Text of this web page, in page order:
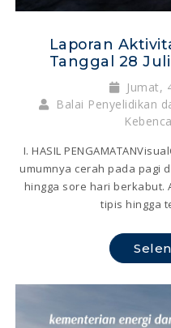
Laporan
Tanggal 28
Jumat,
Balai Penyelidikan
I. HASIL
umumnya cerah pada pagi
hingga sore hari berkabut.
tipis hingga